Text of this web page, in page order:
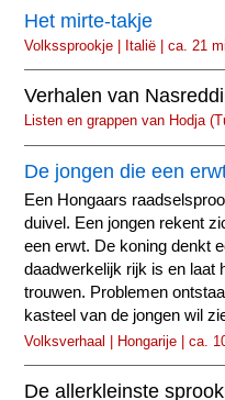
Het mirte-takje
Volkssprookje | Italië | ca. 21
Verhalen van
Listen en grappen van Hodja
De jongen die een
Een Hongaars
duivel. Een jongen rekent
een erwt. De koning denkt
daadwerkelijk rijk is en laat
trouwen. Problemen
kasteel van de jongen wil
Volksverhaal | Hongarije | ca.
De allerkleinste